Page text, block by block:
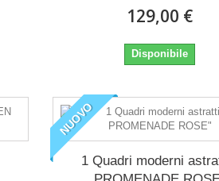
129,00 €
Disponibile
NUOVO
1 Quadri moderni